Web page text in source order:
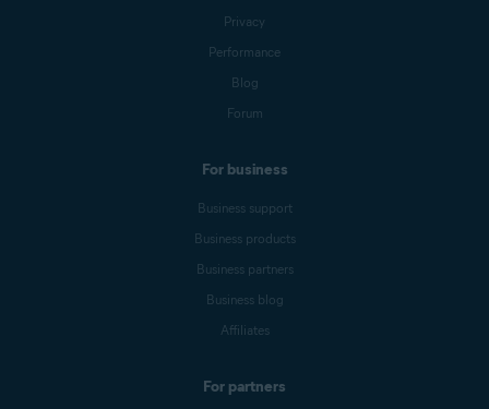
Privacy
Performance
Blog
Forum
For business
Business support
Business products
Business partners
Business blog
Affiliates
For partners